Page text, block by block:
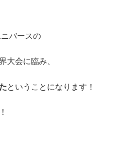
バースの
大会に臨み、
ということになります！